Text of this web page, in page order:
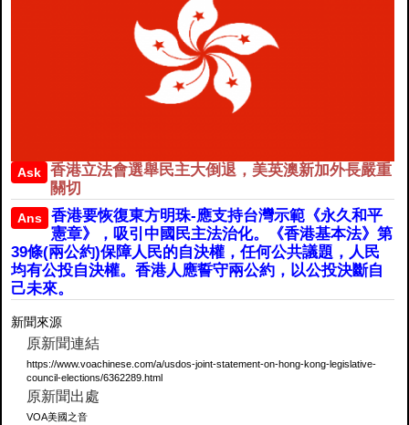
Ask
香港立法會選舉民主大倒退，美英澳新加外長嚴重
關切
Ans
香港要恢復東方明珠-應支持台灣示範《永久和平
憲章》，吸引中國民主法治化。《香港基本法》第
39條(兩公約)保障人民的自決權，任何公共議題，人民
均有公投自決權。香港人應誓守兩公約，以公投決斷自
己未來。
新聞來源
原新聞連結
https://www.voachinese.com/a/usdos-joint-statement-on-hong-kong-legislative-
council-elections/6362289.html
原新聞出處
VOA美國之音